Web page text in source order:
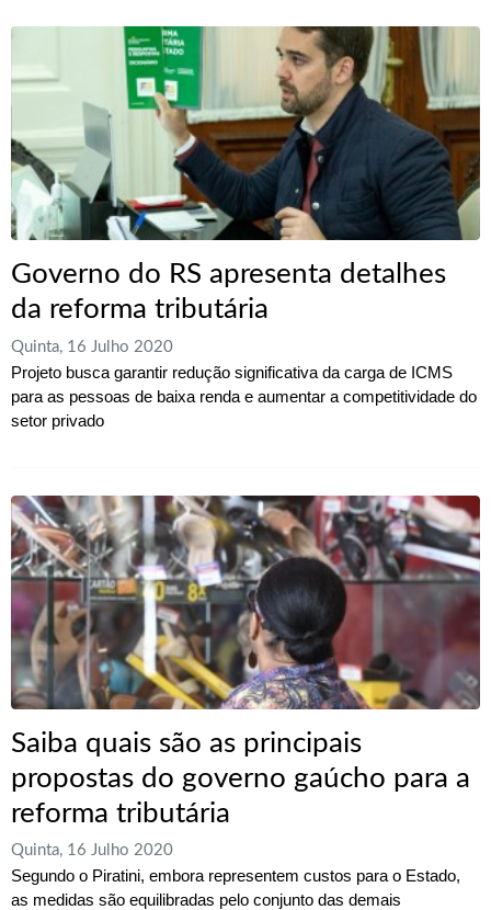
Governo do RS apresenta detalhes
da reforma tributária
Quinta, 16 Julho 2020
Projeto busca garantir redução significativa da carga de ICMS
para as pessoas de baixa renda e aumentar a competitividade do
setor privado
Saiba quais são as principais
propostas do governo gaúcho para a
reforma tributária
Quinta, 16 Julho 2020
Segundo o Piratini, embora representem custos para o Estado,
as medidas são equilibradas pelo conjunto das demais